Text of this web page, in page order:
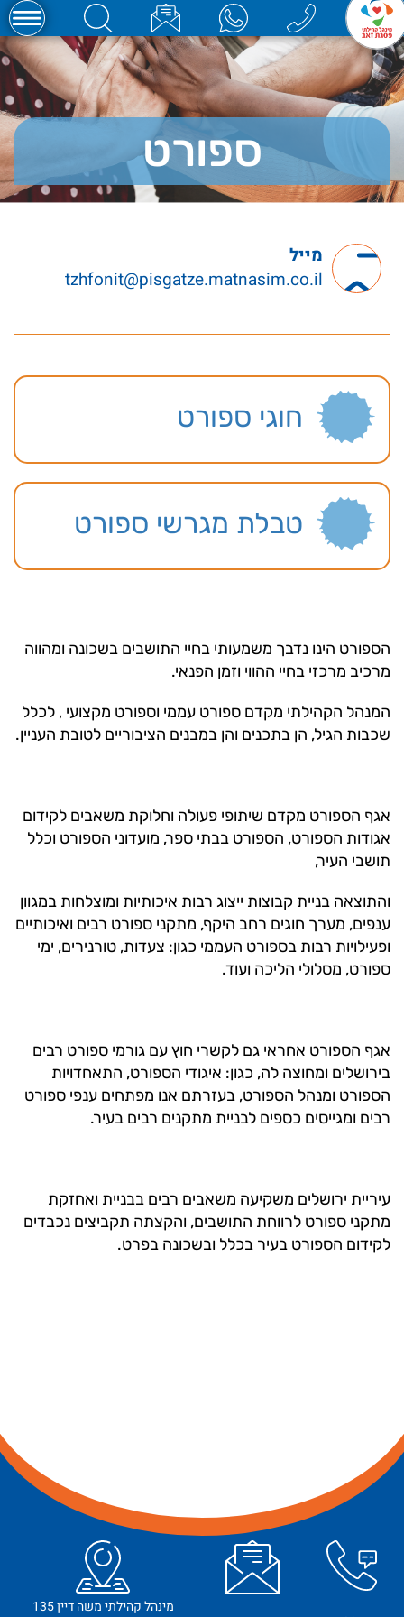
ספורט
מייל
tzhfonit@pisgatze.matnasim.co.il
חוגי ספורט
טבלת מגרשי ספורט
הספורט הינו נדבך משמעותי בחיי התושבים בשכונה ומהווה
מרכיב מרכזי בחיי ההווי וזמן הפנאי.
המנהל הקהילתי מקדם ספורט עממי וספורט מקצועי , לכלל
שכבות הגיל, הן בתכנים והן במבנים הציבוריים לטובת העניין.
אגף הספורט מקדם שיתופי פעולה וחלוקת משאבים לקידום
אגודות הספורט, הספורט בבתי ספר, מועדוני הספורט וכלל
תושבי העיר,
והתוצאה בניית קבוצות ייצוג רבות איכותיות ומוצלחות במגוון
ענפים, מערך חוגים רחב היקף, מתקני ספורט רבים ואיכותיים
ופעילויות רבות בספורט העממי כגון: צעדות, טורנירים, ימי
ספורט, מסלולי הליכה ועוד.
אגף הספורט אחראי גם לקשרי חוץ עם גורמי ספורט רבים
בירושלים ומחוצה לה, כגון: איגודי הספורט, התאחדויות
הספורט ומנהל הספורט, בעזרתם אנו מפתחים ענפי ספורט
רבים ומגייסים כספים לבניית מתקנים רבים בעיר.
עיריית ירושלים משקיעה משאבים רבים בבניית ואחזקת
מתקני ספורט לרווחת התושבים, והקצתה תקביצים נכבדים
לקידום הספורט בעיר בכלל ובשכונה בפרט.
מינהל קהילתי משה דיין 135